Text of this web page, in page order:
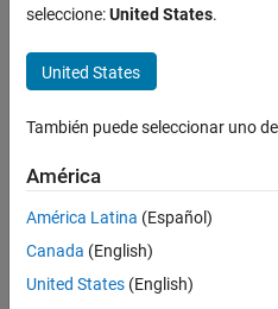
seleccione:United States.
United States
También puede seleccionar uno
América
América Latina (Español)
Canada (English)
United States (English)